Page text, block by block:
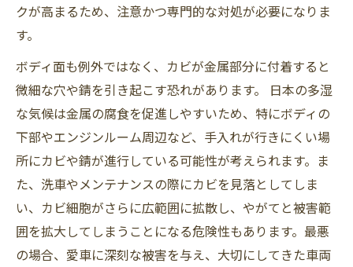
クが高まるため、注意かつ専門的な対処が必要になりま
す。
ボディ面も例外ではなく、カビが金属部分に付着すると
微細な穴や錆を引き起こす恐れがあります。 日本の多湿
な気候は金属の腐食を促進しやすいため、特にボディの
下部やエンジンルーム周辺など、手入れが行きにくい場
所にカビや錆が進行している可能性が考えられます。ま
た、洗車やメンテナンスの際にカビを見落としてしま
い、カビ細胞がさらに広範囲に拡散し、やがてと被害範
囲を拡大してしまうことになる危険性もあります。最悪
の場合、愛車に深刻な被害を与え、大切にしてきた車両